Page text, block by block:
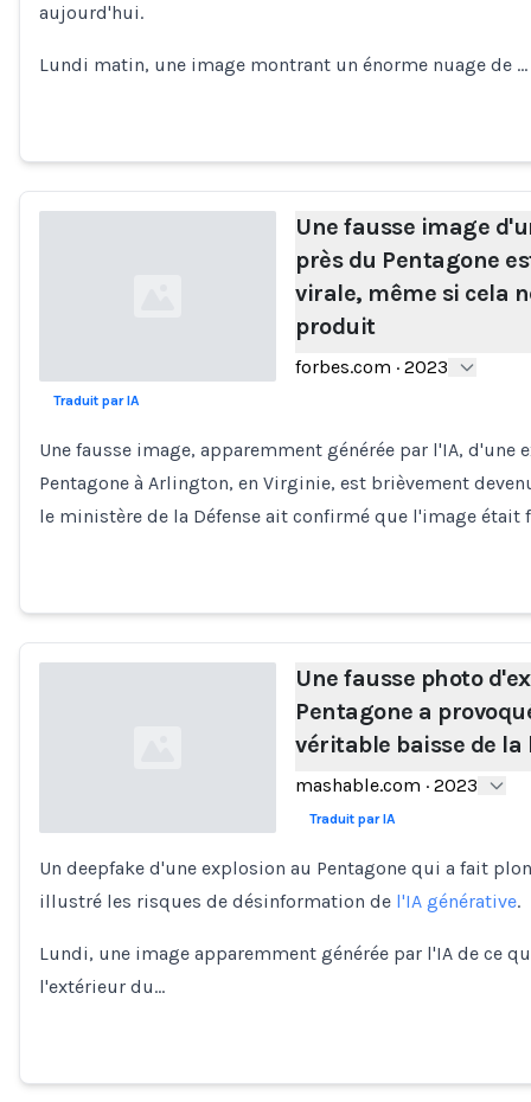
aujourd'hui.
Lundi matin, une image montrant un énorme nuage de …
Une fausse image
près du Pentagone
virale, même si cela
produit
forbes.com · 2023
Traduit par IA
Une fausse image, apparemment générée par l'IA, d'une
Pentagone à Arlington, en Virginie, est brièvement
le ministère de la Défense ait confirmé que l'image était
Loading...
Une fausse photo
Pentagone a
véritable baisse de la
mashable.com · 2023
Traduit par IA
Un deepfake d'une explosion au Pentagone qui a fait
illustré les risques de désinformation de l'IA générative.
Lundi, une image apparemment générée par l'IA de ce
l'extérieur du…